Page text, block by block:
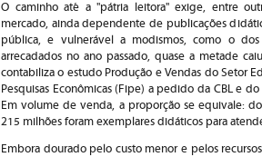
O caminho até a "pátria leitora" exige, entre
mercado, ainda dependente de publicações
pública, e vulnerável a modismos, como o
arrecadados no ano passado, quase a metade
contabiliza o estudo Produção e Vendas do Setor
Pesquisas Econômicas (Fipe) a pedido da CBL e
Em volume de venda, a proporção se equivale:
215 milhões foram exemplares didáticos para
Embora dourado pelo custo menor e pelos